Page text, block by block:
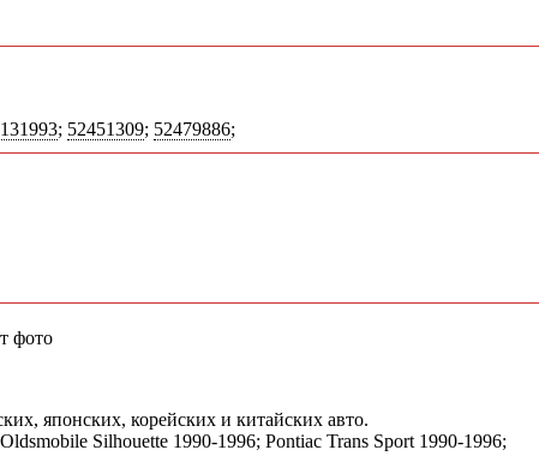
; 52451309; 52479886;
японских, корейских и китайских авто.
Silhouette 1990-1996; Pontiac Trans Sport 1990-1996;